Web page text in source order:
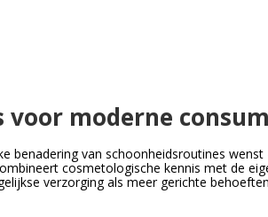
moderne
benadering van schoonheidsroutines
cosmetologische kennis met de
verzorging als meer gerichte